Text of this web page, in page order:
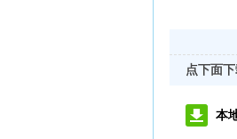
点下面
本